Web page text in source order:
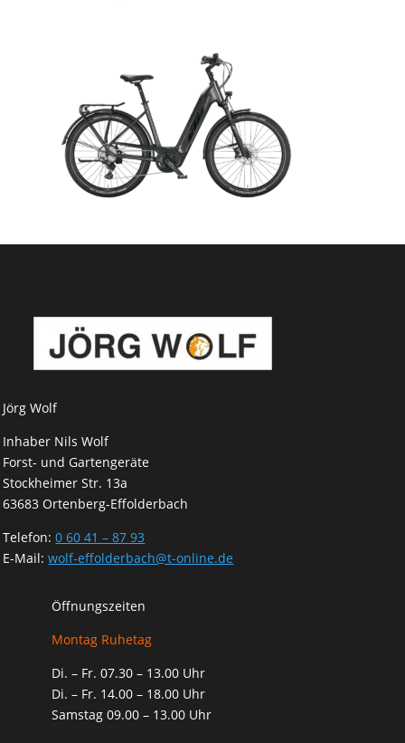
Jörg Wolf
Inhaber Nils Wolf
Forst- und Gartengeräte
Stockheimer Str. 13a
63683 Ortenberg-Effolderbach
Telefon:0 60 41 – 87 93
E-Mail:wolf-effolderbach@t-online.de
Öffnungszeiten
Montag Ruhetag
Di. – Fr. 07.30 – 13.00 Uhr
Di. – Fr. 14.00 – 18.00 Uhr
Samstag 09.00 – 13.00 Uhr